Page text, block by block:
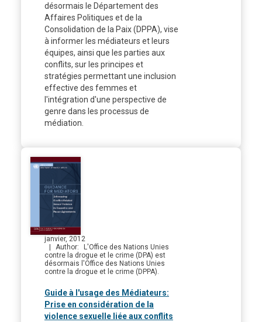
désormais le Département des
Affaires Politiques et de la
Consolidation de la Paix (DPPA), vise
à informer les médiateurs et leurs
équipes, ainsi que les parties aux
conflits, sur les principes et
stratégies permettant une inclusion
effective des femmes et
l'intégration d'une perspective de
genre dans les processus de
médiation.
janvier, 2012
Author
L'Office des Nations Unies
contre la drogue et le crime (DPA) est
désormais l'Office des Nations Unies
contre la drogue et le crime (DPPA).
Guide à l'usage des Médiateurs:
Prise en considération de la
violence sexuelle liée aux conflits